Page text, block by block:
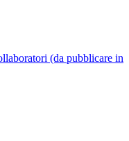
(da pubblicare in